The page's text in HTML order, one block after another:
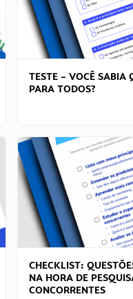
TESTE – VOCÊ SABIA
PARA TODOS?
CHECKLIST:
NA HORA DE
CONCORRENTES